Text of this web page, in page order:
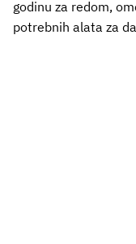
godinu za redom,
potrebnih alata za